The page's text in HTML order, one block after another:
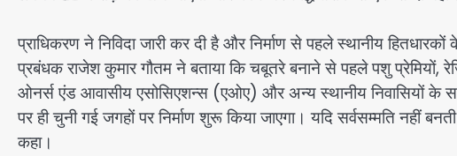
प्राधिकरण ने निविदा जारी कर दी है और निर्माण से पहले स्थानीय
प्रबंधक राजेश कुमार गौतम ने बताया कि चबूतरे बनाने से पहले पशु
ओनर्स एंड आवासीय एसोसिएशन्स (एओए) और अन्य स्थानीय निवासियों के
पर ही चुनी गई जगहों पर निर्माण शुरू किया जाएगा। यदि सर्वसम्मति नहीं
कहा।